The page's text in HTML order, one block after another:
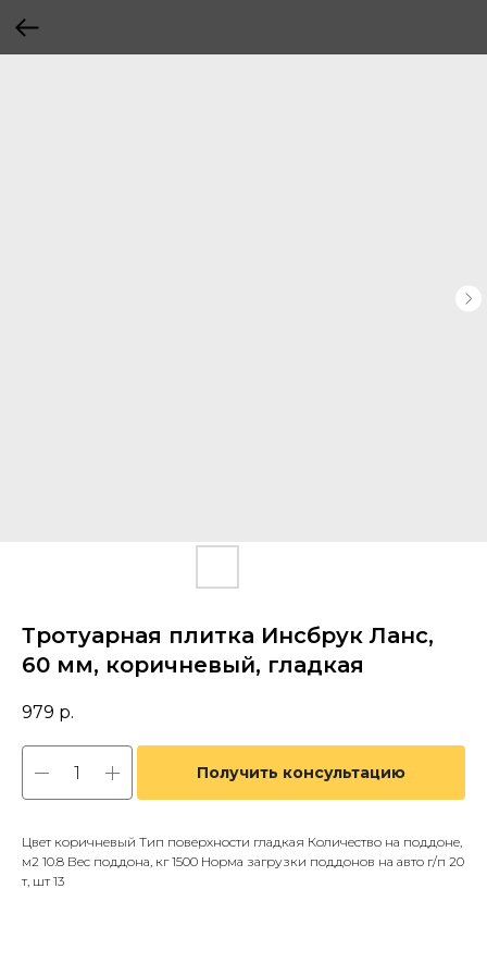
Тротуарная плитка Инсбрук Ланс,
60 мм, коричневый, гладкая
979 р.
Получить консультацию
Цвет коричневый Тип поверхности гладкая Количество на поддоне,
м2 10.8 Вес поддона, кг 1500 Норма загрузки поддонов на авто г/п 20
т, шт 13